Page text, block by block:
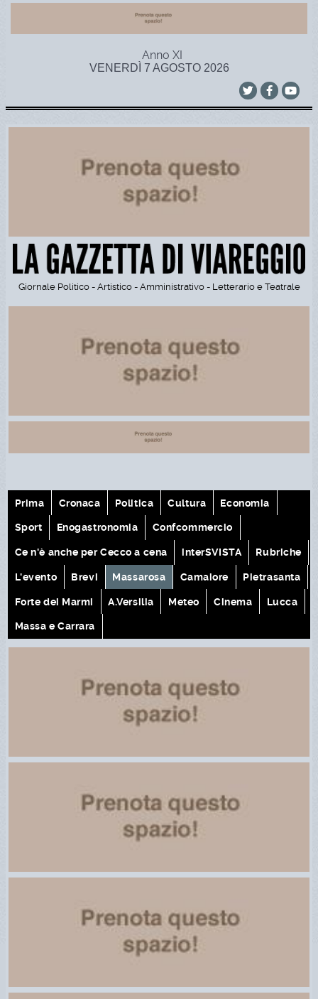
Anno XI
VENERDÌ 7 AGOSTO 2026
Giornale Politico - Artistico - Amministrativo - Letterario e Teatrale
Prima Cronaca Politica Cultura Economia
Sport Enogastronomia Confcommercio
Ce n'è anche per Cecco a cena interSVISTA Rubriche
L'evento Brevi Massarosa Camaiore Pietrasanta
Forte dei Marmi A.Versilia Meteo Cinema Lucca
Massa e Carrara